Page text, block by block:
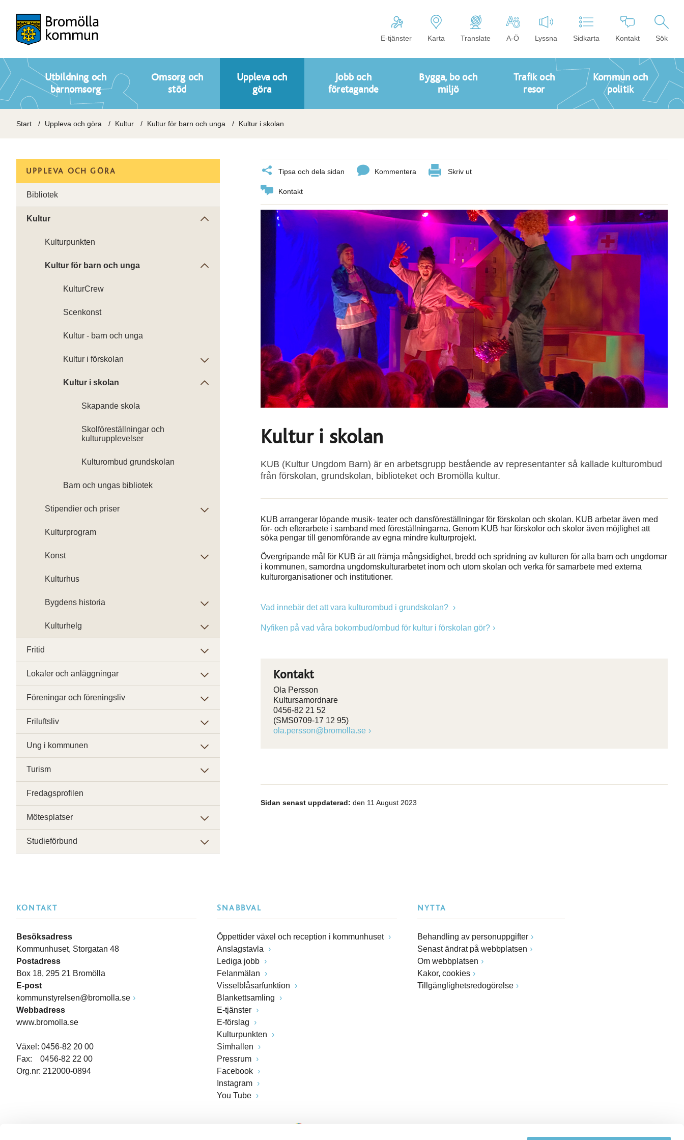
E-tjänster Karta Translate A-Ö Lyssna Sidkarta Kontakt Sök
Utbildning och
barnomsorg
Omsorg och
stöd
Uppleva och
göra
Jobb och
företagande
Bygga, bo och
miljö
Trafik och
resor
Kommun och
politik
Start Uppleva och göra Kultur Kultur för barn och unga Kultur i skolan
Tipsa och dela sidan Kommentera Skriv ut
Kontakt
Kultur i skolan
KUB (Kultur Ungdom Barn) är en arbetsgrupp bestående av representanter så kallade kulturombud
från förskolan, grundskolan, biblioteket och Bromölla kultur.
KUB arrangerar löpande musik- teater och dansföreställningar för förskolan och skolan. KUB arbetar även med
för- och efterarbete i samband med föreställningarna. Genom KUB har förskolor och skolor även möjlighet att
söka pengar till genomförande av egna mindre kulturprojekt.
Övergripande mål för KUB är att främja mångsidighet, bredd och spridning av kulturen för alla barn och ungdomar
i kommunen, samordna ungdomskulturarbetet inom och utom skolan och verka för samarbete med externa
kulturorganisationer och institutioner.
Vad innebär det att vara kulturombud i grundskolan?
Nyfiken på vad våra bokombud/ombud för kultur i förskolan gör?
Kontakt
Ola Persson
Kultursamordnare
0456-82 21 52
(SMS0709-17 12 95)
ola.persson@bromolla.se
Sidan senast uppdaterad: den 11 August 2023
UPPLEVA OCH GÖRA
Bibliotek
Kultur
Kulturpunkten
Kultur för barn och unga
KulturCrew
Scenkonst
Kultur - barn och unga
Kultur i förskolan
Kultur i skolan
Skapande skola
Skolföreställningar och
kulturupplevelser
Kulturombud grundskolan
Barn och ungas bibliotek
Stipendier och priser
Kulturprogram
Konst
Kulturhus
Bygdens historia
Kulturhelg
Fritid
Lokaler och anläggningar
Föreningar och föreningsliv
Friluftsliv
Ung i kommunen
Turism
Fredagsprofilen
Mötesplatser
Studieförbund
KONTAKT
Besöksadress
Kommunhuset, Storgatan 48
Postadress
Box 18, 295 21 Bromölla
E-post
kommunstyrelsen@bromolla.se
Webbadress
www.bromolla.se
Växel: 0456-82 20 00
Fax: 0456-82 22 00
Org.nr: 212000-0894
SNABBVAL
Öppettider växel och reception i kommunhuset
Anslagstavla
Lediga jobb
Felanmälan
Visselblåsarfunktion
Blankettsamling
E-tjänster
E-förslag
Kulturpunkten
Simhallen
Pressrum
Facebook
Instagram
You Tube
NYTTA
Behandling av personuppgifter
Senast ändrat på webbplatsen
Om webbplatsen
Kakor, cookies
Tillgänglighetsredogörelse